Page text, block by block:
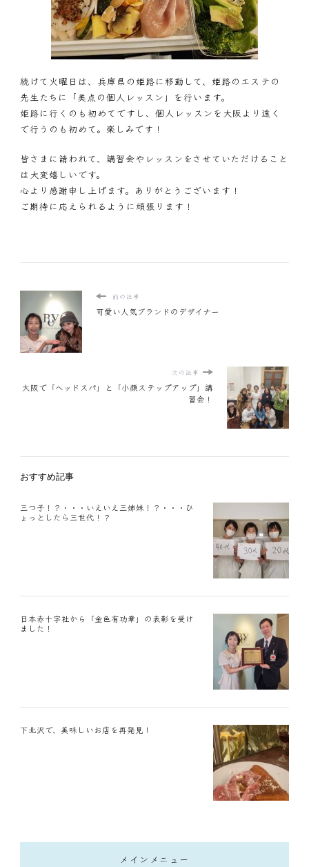
続けて火曜日は、兵庫県の姫路に移動して、姫路のエステの
先生たちに「美点の個人レッスン」を行います。
姫路に行くのも初めてですし、個人レッスンを大阪より遠く
で行うのも初めて。楽しみです！
皆さまに請われて、講習会やレッスンをさせていただけること
は大変嬉しいです。
心より感謝申し上げます。ありがとうございます！
ご期待に応えられるように頑張ります！
前の記事
可愛い人気ブランドのデザイナー
次の記事
大阪で「ヘッドスパ」と「小顔ステップアップ」講
習会！
おすすめ記事
三つ子！？・・・いえいえ三姉妹！？・・・ひ
ょっとしたら三世代！？
日本赤十字社から「金色有功章」の表彰を受け
ました！
下北沢で、美味しいお店を再発見！
メインメニュー